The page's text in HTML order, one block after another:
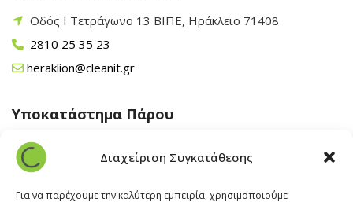
Διαχείριση Συγκατάθεσης
Για να παρέχουμε την καλύτερη εμπειρία, χρησιμοποιούμε
Οδός Ι Τετράγωνο 13 ΒΙΠΕ, Ηράκλειο 71408
2810 25 35 23
heraklion@cleanit.gr
Υποκατάστημα Πάρου
Άγιος Βλάσης Αρχίλοχος, Πάρος 84400
22840 43 163
paros@cleanit.gr